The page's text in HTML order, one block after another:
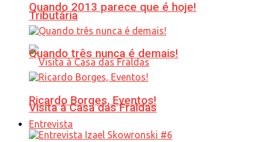
Tributária
Visita à Casa das Fraldas
Quando 2013 parece que é hoje!
Quando três nunca é demais!
Ricardo Borges, Eventos!
Entrevista